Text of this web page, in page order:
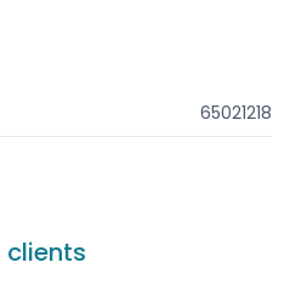
65021218
clients